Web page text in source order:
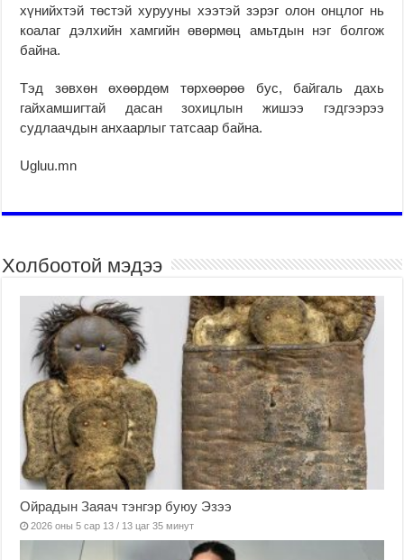
хүнийхтэй төстэй хурууны хээтэй зэрэг олон онцлог нь
коалаг дэлхийн хамгийн өвөрмөц амьтдын нэг болгож
байна.
Тэд зөвхөн өхөөрдөм төрхөөрөө бус, байгаль дахь
гайхамшигтай дасан зохицлын жишээ гэдгээрээ
судлаачдын анхаарлыг татсаар байна.
Ugluu.mn
Холбоотой мэдээ
Ойрадын Заяач тэнгэр буюу Эзээ
2026 оны 5 сар 13 / 13 цаг 35 минут